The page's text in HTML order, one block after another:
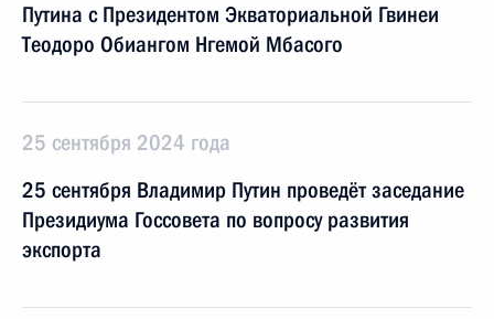
Путина с Президентом Экваториальной Гвинеи
Теодоро Обиангом Нгемой Мбасого
25 сентября 2024 года
25 сентября Владимир Путин проведёт заседание
Президиума Госсовета по вопросу развития
экспорта